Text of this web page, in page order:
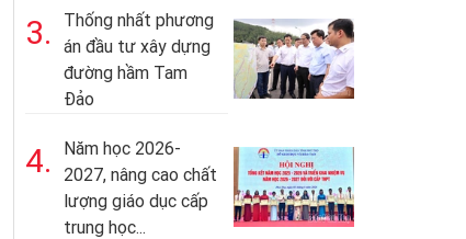
3.
Thống nhất phương
án đầu tư xây dựng
đường hầm Tam
Đảo
4.
Năm học 2026-
2027, nâng cao chất
lượng giáo dục cấp
trung học...